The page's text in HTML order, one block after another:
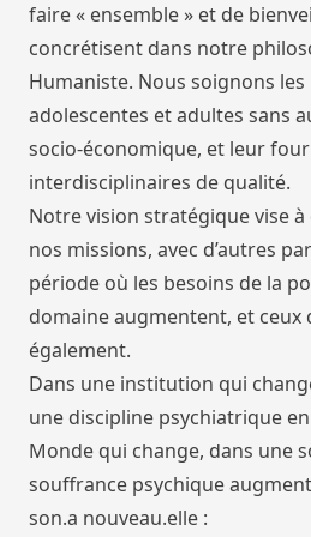
faire « ensemble » et de
concrétisent dans notre
Humaniste. Nous soignons
adolescentes et adultes sans
socio-économique, et leur
interdisciplinaires de qualité.
Notre vision stratégique vise
nos missions, avec d’autres
période où les besoins de la
domaine augmentent, et ceux
également.
Dans une institution qui
une discipline psychiatrique
Monde qui change, dans une
souffrance psychique
son.a nouveau.elle :